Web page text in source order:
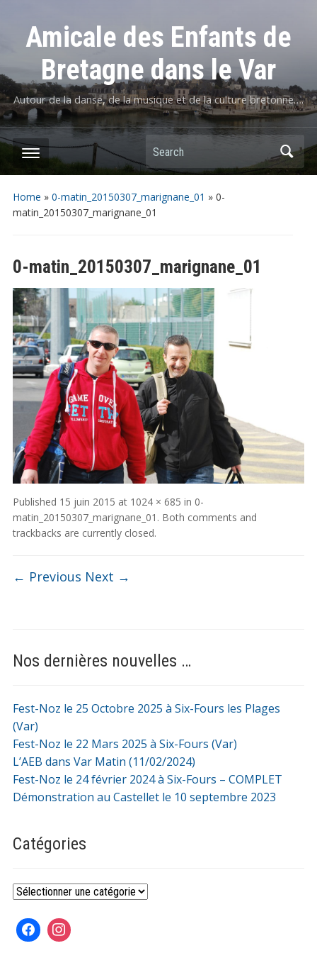
Amicale des Enfants de
Bretagne dans le Var
Autour de la danse, de la musique et de la culture bretonne….
Home » 0-matin_20150307_marignane_01 » 0-
matin_20150307_marignane_01
0-matin_20150307_marignane_01
Published 15 juin 2015 at 1024 × 685 in 0-
matin_20150307_marignane_01 . Both comments and
trackbacks are currently closed.
← Previous Next →
Nos dernières nouvelles …
Fest-Noz le 25 Octobre 2025 à Six-Fours les Plages
(Var)
Fest-Noz le 22 Mars 2025 à Six-Fours (Var)
L’AEB dans Var Matin (11/02/2024)
Fest-Noz le 24 février 2024 à Six-Fours – COMPLET
Démonstration au Castellet le 10 septembre 2023
Catégories
Catégories